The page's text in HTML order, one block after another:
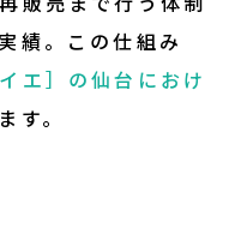
績。この仕組み
エ］の仙台におけ
す。